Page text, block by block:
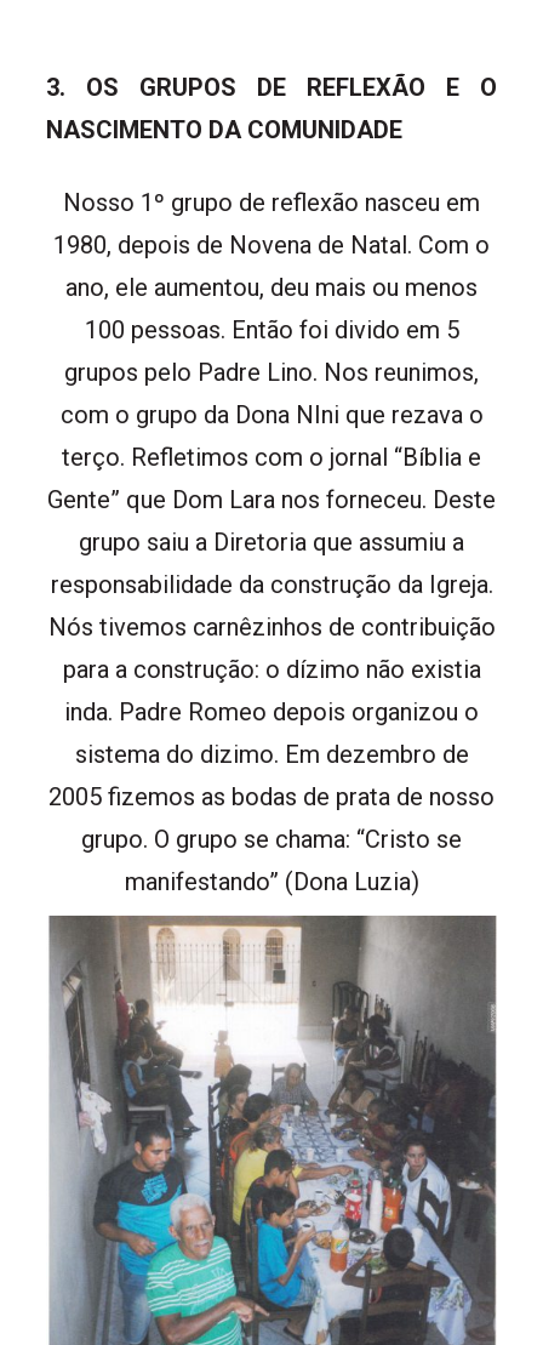
3. OS GRUPOS DE REFLEXÃO E O
NASCIMENTO DA COMUNIDADE
Nosso 1º grupo de reflexão nasceu em
1980, depois de Novena de Natal. Com o
ano, ele aumentou, deu mais ou menos
100 pessoas. Então foi divido em 5
grupos pelo Padre Lino. Nos reunimos,
com o grupo da Dona NIni que rezava o
terço. Refletimos com o jornal “Bíblia e
Gente” que Dom Lara nos forneceu. Deste
grupo saiu a Diretoria que assumiu a
responsabilidade da construção da Igreja.
Nós tivemos carnêzinhos de contribuição
para a construção: o dízimo não existia
inda. Padre Romeo depois organizou o
sistema do dizimo. Em dezembro de
2005 fizemos as bodas de prata de nosso
grupo. O grupo se chama: “Cristo se
manifestando” (Dona Luzia)